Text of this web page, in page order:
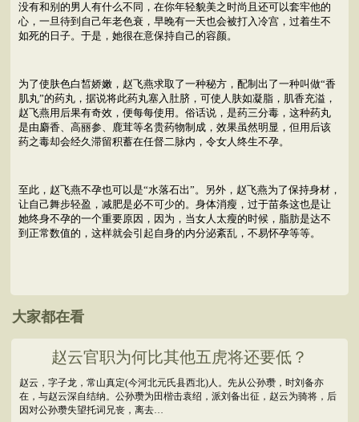
没有和别的男人有什么不同，在你年轻貌美之时尚且还可以套牢他的
心，一旦待到自己年老色衰，早晚有一天也会被打入冷宫，过着生不
如死的日子。于是，她很在意保持自己的容颜。
为了使肤色白皙娇嫩，赵飞燕求取了一种秘方，配制出了一种叫做“香
肌丸”的药丸，据说将此药丸塞入肚脐，可使人肤如凝脂，肌香充溢，
赵飞燕用后果有奇效，便每每使用。俗话说，是药三分毒，这种药丸
是由麝香、高丽参、鹿茸等名贵药物制成，效果虽然明显，但用后该
药之毒却会经久滞留积蓄在任督二脉内，令女人终生不孕。
至此，赵飞燕不孕也可以是“水落石出”。另外，赵飞燕为了保持身材，
让自己舞步轻盈，减肥是必不可少的。身体消瘦，过于苗条这也是让
她终身不孕的一个重要原因，因为，当女人太瘦的时候，脂肪是达不
到正常数值的，这样就会引起自身的内分泌紊乱，不易怀孕等等。
大家都在看
赵云官职为何比其他五虎将还要低？
赵云，字子龙，常山真定(今河北元氏县西北)人。先从公孙瓒，时刘备亦
在，与赵云深自结纳。公孙瓒为田楷击袁绍，派刘备出征，赵云为骑将，后
因对公孙瓒失望托词兄丧，离去…